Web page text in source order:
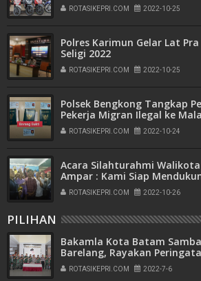
ROTASIKEPRI.COM 2022-10-25
Polres Karimun Gelar Lat
Seligi 2022
ROTASIKEPRI.COM 2022-10-25
Polsek Bengkong Tangkap
Pekerja Migran Ilegal ke
ROTASIKEPRI.COM 2022-10-24
Acara Silahturahmi
Ampar : Kami Siap
ROTASIKEPRI.COM 2022-10-26
PILIHAN
Bakamla Kota Batam
Barelang, Rayakan
ke-76
ROTASIKEPRI.COM 2022-7-6